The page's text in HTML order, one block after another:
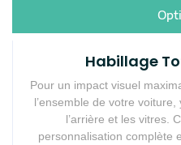
Habillage
Pour un impact visuel
l’ensemble de votre
l’arrière et les vitres.
personnalisation complète